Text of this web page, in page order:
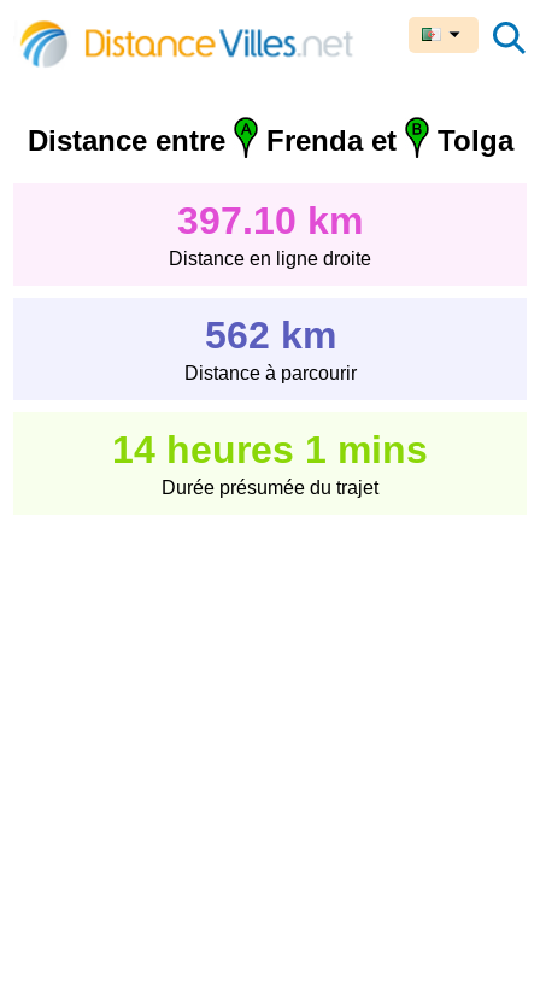
Distance entre Frenda et Tolga
397.10 km
Distance en ligne droite
562 km
Distance à parcourir
14 heures 1 mins
Durée présumée du trajet